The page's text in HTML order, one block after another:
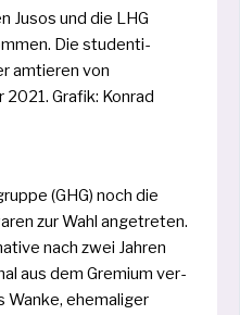
Jusos und die LHG
Die stu­den­ti­
amtie­ren von
Grafik: Konrad
(GHG) noch die
zur Wahl ange­tre­ten.
nach zwei Jahren
aus dem Gremium ver­
Wanke, ehe­ma­li­ger